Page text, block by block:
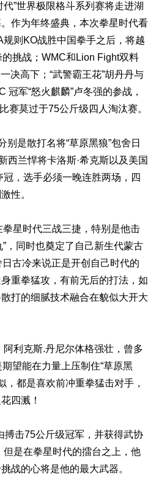
”世界极限格斗系列赛将走进湖
作为年终盛典，本次拳星时代看
规则KO战胜中国拳手之后，将越
挑战；WMC和Lion Fight双料
决高下；“武警霸王花”胡丹丹与
军“怒火麒麟”卢冬强的参战，
赛莫过于75公斤级四人淘汰赛。
是散打名将“草原黑狼”包舍日
西兰悍将卡洛斯·希克斯以及美国
，选手必须一晚连胜两场，四
性。
星时代三战三捷，特别是他击
，同时也奠定了自己新生代蒙古
古冷来说正是开创自己时代的
重拳猛攻，有前无后的打法，如
打的细腻技术融合在貌似大开大
利克斯.丹尼尔体格强壮，曾多
望能在力量上压制住“草原黑
，都是喜欢前冲重拳猛击对手，
四溅！
击75公斤级冠军，并获得武协
是在拳星时代的擂台之上，他
战的心将是他的最大武器。